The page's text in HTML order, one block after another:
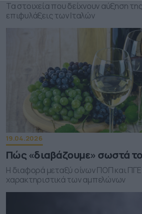
Τα στοιχεία που δείχνουν αύξηση
επιφυλάξεις των Ιταλών
19.04.2026
Πώς «διαβάζουμε» σωστά
Η διαφορά μεταξύ οίνων ΠΟΠ και
χαρακτηριστικά των αμπελώνων